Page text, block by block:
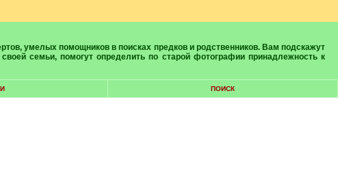
семьи, помогут определить по старой фотографии принадлежность к
ПОИСК